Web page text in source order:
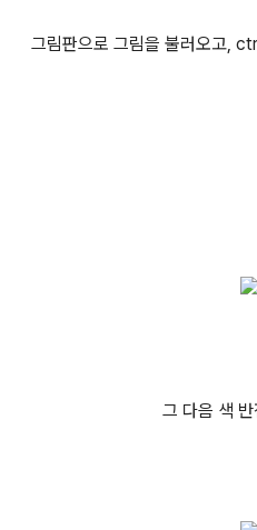
그림판으로 그림을 불러오고,
그 다음 색